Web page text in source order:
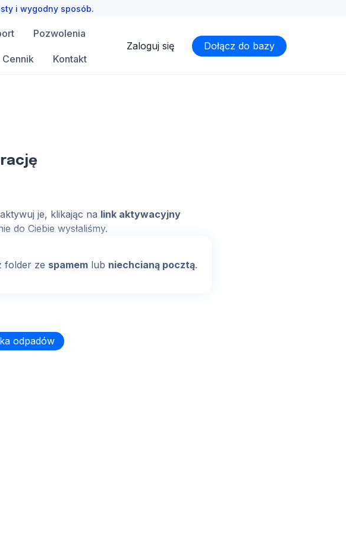
i wygodny sposób.
Pozwolenia
Cennik Kontakt
Zaloguj się Dołącz do bazy
je, klikając na link aktywacyjny
do Ciebie wysłaliśmy.
folder ze spamem lub niechcianą pocztą.
odpadów